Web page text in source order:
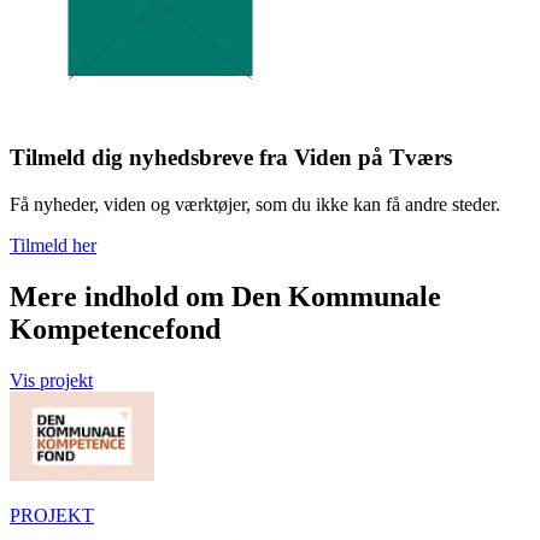
Tilmeld dig nyhedsbreve fra Viden på Tværs
Få nyheder, viden og værktøjer, som du ikke kan få andre steder.
Tilmeld her
Mere indhold om Den Kommunale
Kompetencefond
Vis projekt
PROJEKT